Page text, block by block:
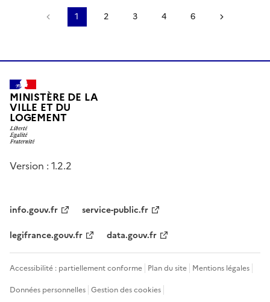
Page précédente
1 2 3 4 6
MINISTÈRE DE LA
VILLE ET DU
LOGEMENT
Version : 1.2.2
info.gouv.fr
service-public.fr
legifrance.gouv.fr
data.gouv.fr
Accessibilité : partiellement conforme Plan du site Mentions légales
Données personnelles Gestion des cookies